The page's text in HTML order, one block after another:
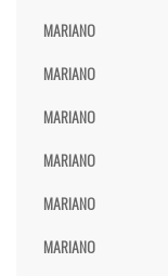
MARIANO
MARIANO
MARIANO
MARIANO
MARIANO
MARIANO